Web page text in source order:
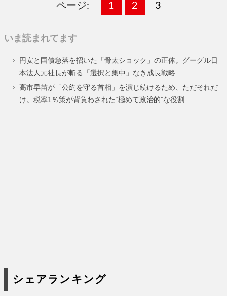
ページ:
固
ー
ジ
1 ,
固
ー
ジ
2 ,
固
ー
ジ
3
いま読まれてます
円安と国債急落を招いた「骨太ショック」の正体。グーグル日
本法人元社長が斬る「選択と集中」なき成長戦略
高市早苗が「公約を守る首相」を演じ続けるため、ただそれだ
け。税率1％策が背負わされた“極めて政治的”な役割
シェアランキング